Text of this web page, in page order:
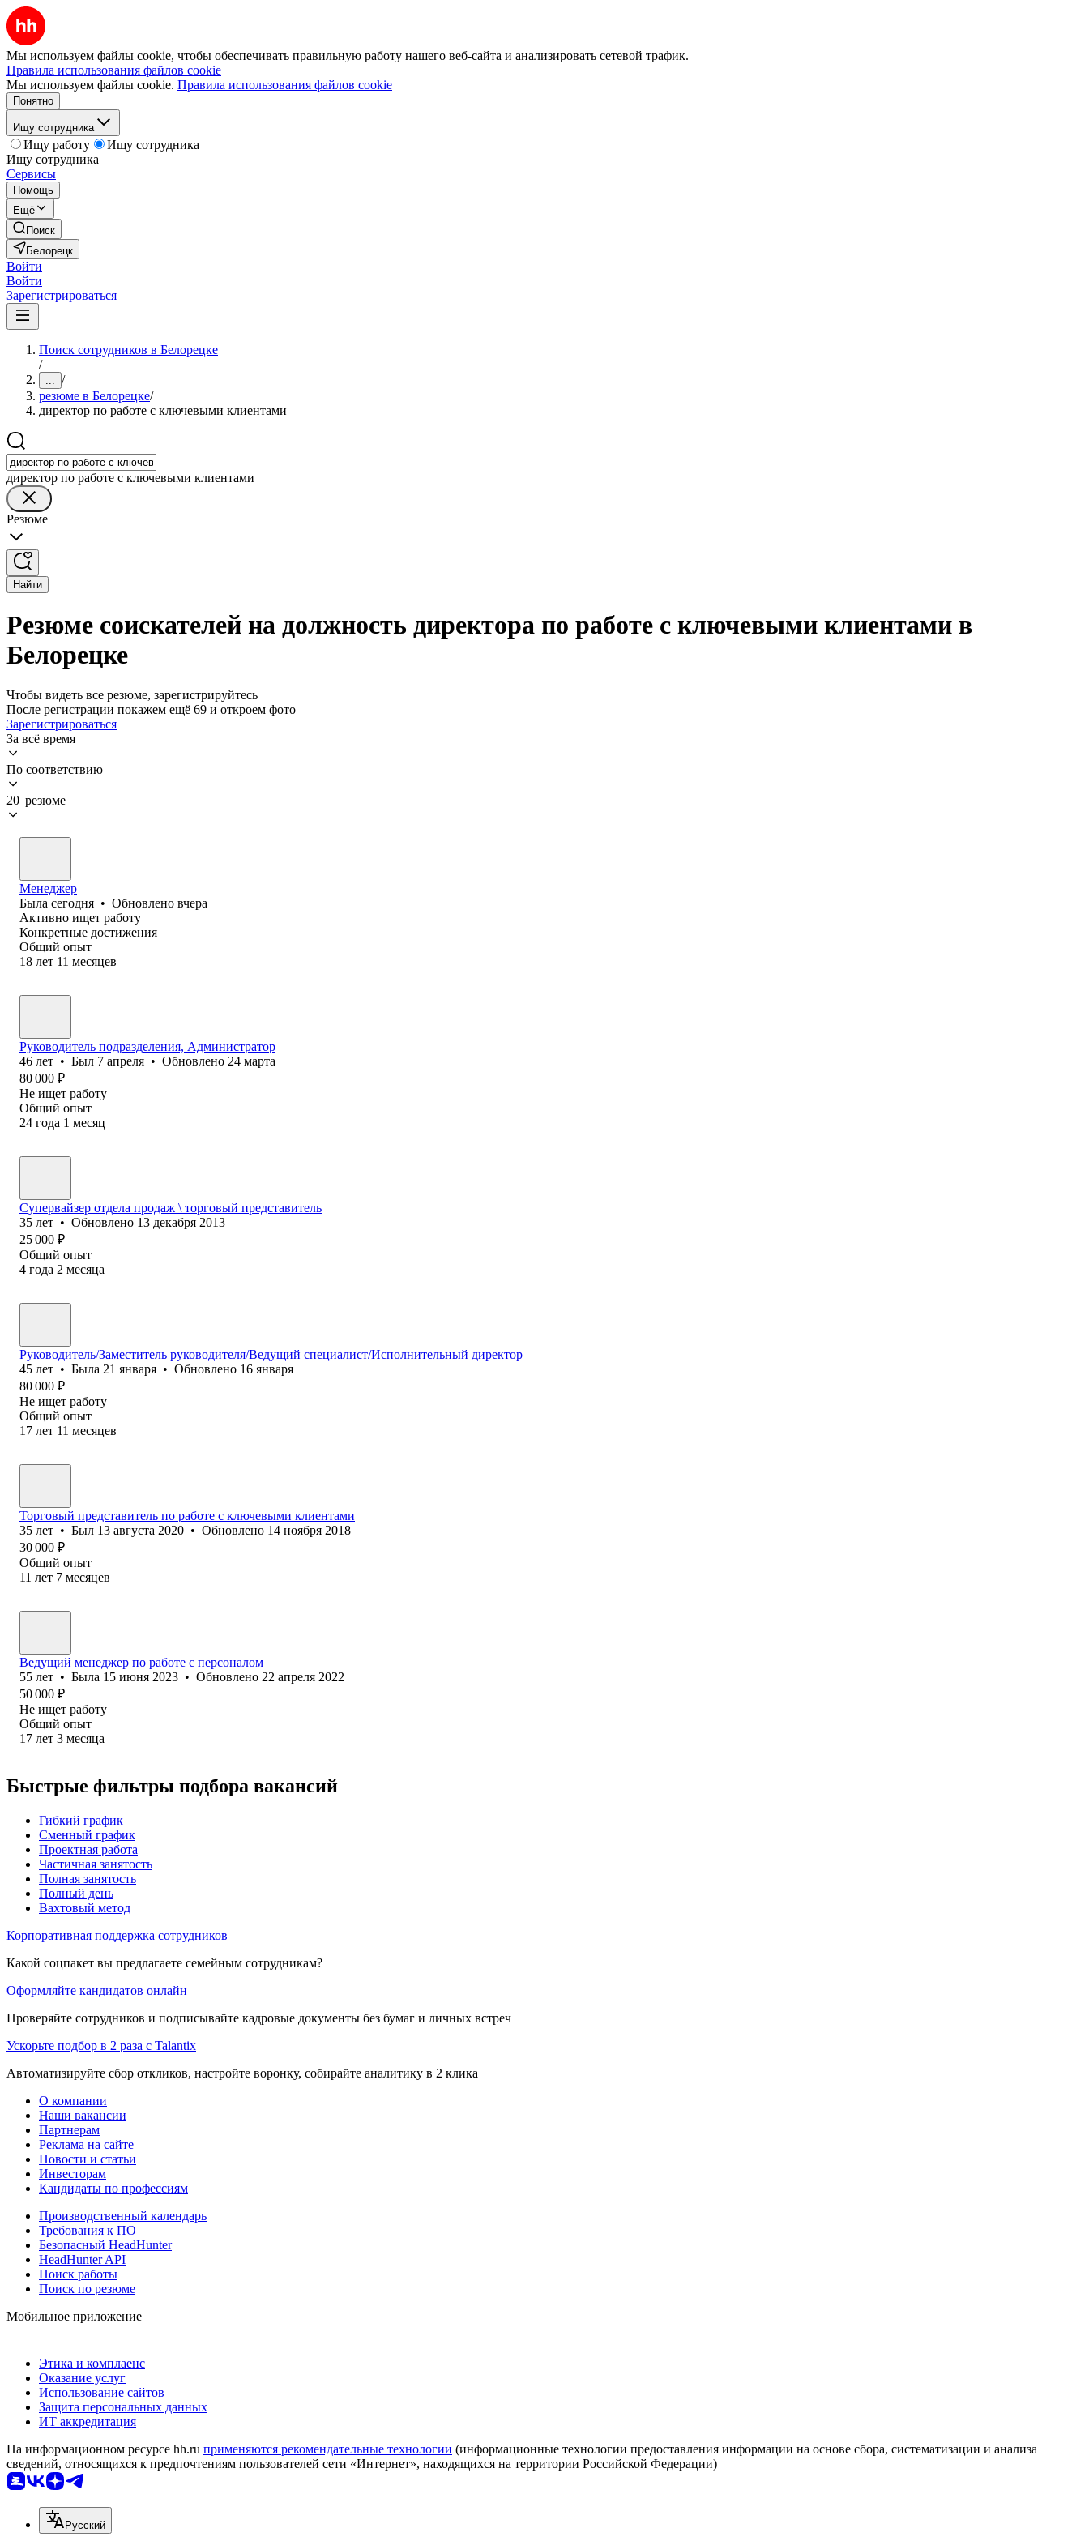
Мы используем файлы cookie, чтобы обеспечивать правильную работу нашего веб-сайта и анализировать сетевой трафик.
Правила использования файлов cookie
Мы используем файлы cookie. Правила использования файлов cookie
Понятно
Ищу сотрудника
Ищу работу
Ищу сотрудника
Ищу сотрудника
Сервисы
Помощь
Ещё
Поиск
Белорецк
Войти
Войти
Зарегистрироваться
Поиск сотрудников в Белорецке
/
... /
резюме в Белорецке/
директор по работе с ключевыми клиентами
директор по работе с ключевыми клиентами
Резюме
Найти
Резюме соискателей на должность директора по работе с ключевыми клиентами в
Белорецке
Чтобы видеть все резюме, зарегистрируйтесь
После регистрации покажем ещё 69 и откроем фото
Зарегистрироваться
За всё время
По соответствию
20 резюме
Менеджер
Была сегодня • Обновлено вчера
Активно ищет работу
Конкретные достижения
Общий опыт
18 лет 11 месяцев
Руководитель подразделения, Администратор
46 лет • Был 7 апреля • Обновлено 24 марта
80 000 ₽
Не ищет работу
Общий опыт
24 года 1 месяц
Супервайзер отдела продаж \ торговый представитель
35 лет • Обновлено 13 декабря 2013
25 000 ₽
Общий опыт
4 года 2 месяца
Руководитель/Заместитель руководителя/Ведущий специалист/Исполнительный директор
45 лет • Была 21 января • Обновлено 16 января
80 000 ₽
Не ищет работу
Общий опыт
17 лет 11 месяцев
Торговый представитель по работе с ключевыми клиентами
35 лет • Был 13 августа 2020 • Обновлено 14 ноября 2018
30 000 ₽
Общий опыт
11 лет 7 месяцев
Ведущий менеджер по работе с персоналом
55 лет • Была 15 июня 2023 • Обновлено 22 апреля 2022
50 000 ₽
Не ищет работу
Общий опыт
17 лет 3 месяца
Быстрые фильтры подбора вакансий
Гибкий график
Сменный график
Проектная работа
Частичная занятость
Полная занятость
Полный день
Вахтовый метод
Корпоративная поддержка сотрудников
Какой соцпакет вы предлагаете семейным сотрудникам?
Оформляйте кандидатов онлайн
Проверяйте сотрудников и подписывайте кадровые документы без бумаг и личных встреч
Ускорьте подбор в 2 раза с Talantix
Автоматизируйте сбор откликов, настройте воронку, собирайте аналитику в 2 клика
О компании
Наши вакансии
Партнерам
Реклама на сайте
Новости и статьи
Инвесторам
Кандидаты по профессиям
Производственный календарь
Требования к ПО
Безопасный HeadHunter
HeadHunter API
Поиск работы
Поиск по резюме
Мобильное приложение
Этика и комплаенс
Оказание услуг
Использование сайтов
Защита персональных данных
ИТ аккредитация
На информационном ресурсе hh.ru применяются рекомендательные технологии (информационные технологии предоставления информации на основе сбора, систематизации и анализа
сведений, относящихся к предпочтениям пользователей сети «Интернет», находящихся на территории Российской Федерации)
Русский